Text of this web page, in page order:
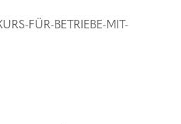
FÜR-BETRIEBE-MIT-